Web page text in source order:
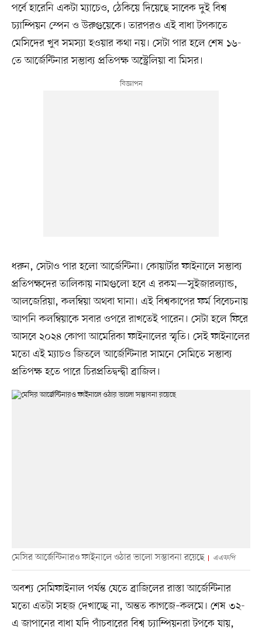
পর্বে হারেনি একটা ম্যাচেও, ঠেকিয়ে দিয়েছে সাবেক দুই বিশ্ব
চ্যাম্পিয়ন স্পেন ও উরুগুয়েকে। তারপরও এই বাধা টপকাতে
মেসিদের খুব সমস্যা হওয়ার কথা নয়। সেটা পার হলে শেষ ১৬-
তে আর্জেন্টিনার সম্ভাব্য প্রতিপক্ষ অস্ট্রেলিয়া বা মিসর।
ধরুন, সেটাও পার হলো আর্জেন্টিনা। কোয়ার্টার ফাইনালে সম্ভাব্য
প্রতিপক্ষদের তালিকায় নামগুলো হবে এ রকম—সুইজারল্যান্ড,
আলজেরিয়া, কলম্বিয়া অথবা ঘানা। এই বিশ্বকাপের ফর্ম বিবেচনায়
আপনি কলম্বিয়াকে সবার ওপরে রাখতেই পারেন। সেটা হলে ফিরে
আসবে ২০২৪ কোপা আমেরিকা ফাইনালের স্মৃতি। সেই ফাইনালের
মতো এই ম্যাচও জিতলে আর্জেন্টিনার সামনে সেমিতে সম্ভাব্য
প্রতিপক্ষ হতে পারে চিরপ্রতিদ্বন্দ্বী ব্রাজিল।
মেসির আর্জেন্টিনারও ফাইনালে ওঠার ভালো সম্ভাবনা রয়েছে এএফপি
অবশ্য সেমিফাইনাল পর্যন্ত যেতে ব্রাজিলের রাস্তা আর্জেন্টিনার
মতো এতটা সহজ দেখাচ্ছে না, অন্তত কাগজে–কলমে। শেষ ৩২-
এ জাপানের বাধা যদি পাঁচবারের বিশ্ব চ্যাম্পিয়নরা টপকে যায়,